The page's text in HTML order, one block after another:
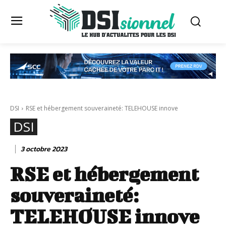
DSI RSE et hébergement souveraineté: TELEHOUSE innove
DSI
3 octobre 2023
RSE et hébergement
souveraineté:
TELEHOUSE innove